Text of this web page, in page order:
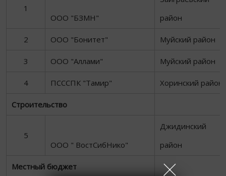
1
ООО "БЗМН"
район
2 ООО "Бонитет" Муйский район
3 ООО "Аллами" Муйский район
4 ПСССПК "Тамир" Хоринский район
Строительство
5
ООО " ВостСибНико"
Джидинский
район
Местный бюджет